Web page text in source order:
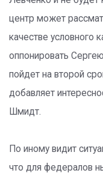
центр может
качестве условного
оппонировать
пойдет на второй
добавляет
Шмидт.
По иному видит
что для федералов